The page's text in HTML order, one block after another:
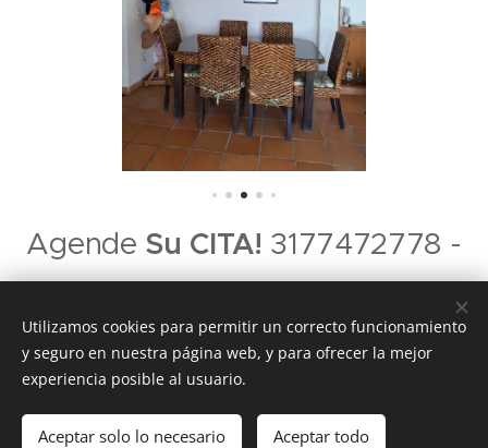
Agende Su CITA! 3177472778 -
3053737075 - 6018884924
Imperio A&P Inmobiliaria. Girardot-Cundinamarca
Utilizamos cookies para permitir un correcto funcionamiento
y seguro en nuestra página web, y para ofrecer la mejor
experiencia posible al usuario.
Aceptar solo lo necesario Aceptar todo